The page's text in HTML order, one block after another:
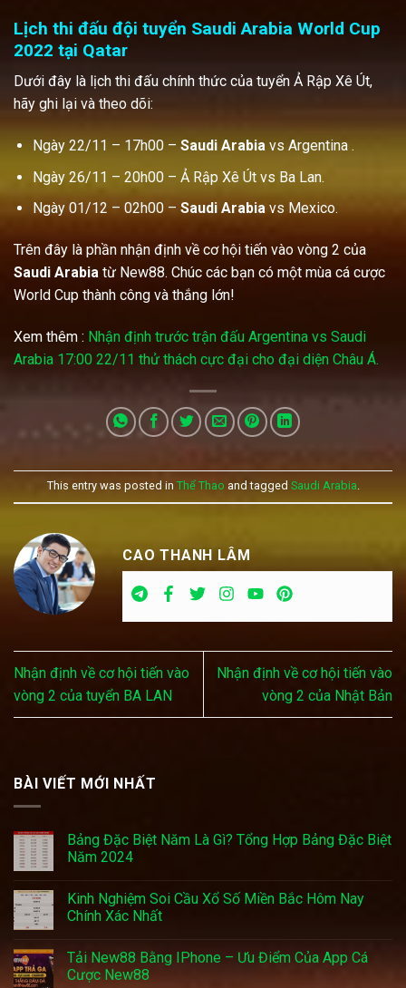
Lịch thi đấu đội tuyển Saudi Arabia World Cup
2022 tại Qatar
Dưới đây là lịch thi đấu chính thức của tuyển Ả Rập Xê Út,
hãy ghi lại và theo dõi:
Ngày 22/11 – 17h00 – Saudi Arabiavs Argentina .
Ngày 26/11 – 20h00 – Ả Rập Xê Út vs Ba Lan.
Ngày 01/12 – 02h00 – Saudi Arabiavs Mexico.
Trên đây là phần nhận định về cơ hội tiến vào vòng 2 của
Saudi Arabia từ New88. Chúc các bạn có một mùa cá cược
World Cup thành công và thắng lớn!
Xem thêm : Nhận định trước trận đấu Argentina vs Saudi
Arabia 17:00 22/11 thử thách cực đại cho đại diện Châu Á.
This entry was posted in Thể Thao and tagged Saudi Arabia.
CAO THANH LÂM
Nhận định về cơ hội tiến vào
vòng 2 của tuyển BA LAN
Nhận định về cơ hội tiến vào
vòng 2 của Nhật Bản
BÀI VIẾT MỚI NHẤT
Bảng Đặc Biệt Năm Là Gì? Tổng Hợp Bảng Đặc Biệt
Năm 2024
Kinh Nghiệm Soi Cầu Xổ Số Miền Bắc Hôm Nay
Chính Xác Nhất
Tải New88 Bằng IPhone – Ưu Điểm Của App Cá
Cược New88